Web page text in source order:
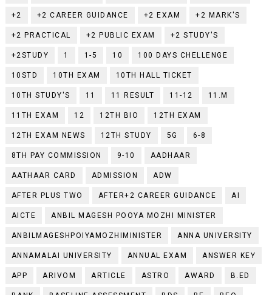
+2 +2 CAREER GUIDANCE +2 EXAM +2 MARK'S
+2 PRACTICAL +2 PUBLIC EXAM +2 STUDY'S
+2STUDY 1 1-5 10 100 DAYS CHELLENGE
10STD 10TH EXAM 10TH HALL TICKET
10TH STUDY'S 11 11 RESULT 11-12 11.M
11TH EXAM 12 12TH BIO 12TH EXAM
12TH EXAM NEWS 12TH STUDY 5G 6-8
8TH PAY COMMISSION 9-10 AADHAAR
AATHAAR CARD ADMISSION ADW
AFTER PLUS TWO AFTER+2 CAREER GUIDANCE AI
AICTE ANBIL MAGESH POOYA MOZHI MINISTER
ANBILMAGESHPOIYAMOZHIMINISTER ANNA UNIVERSITY
ANNAMALAI UNIVERSITY ANNUAL EXAM ANSWER KEY
APP ARIVOM ARTICLE ASTRO AWARD B.ED